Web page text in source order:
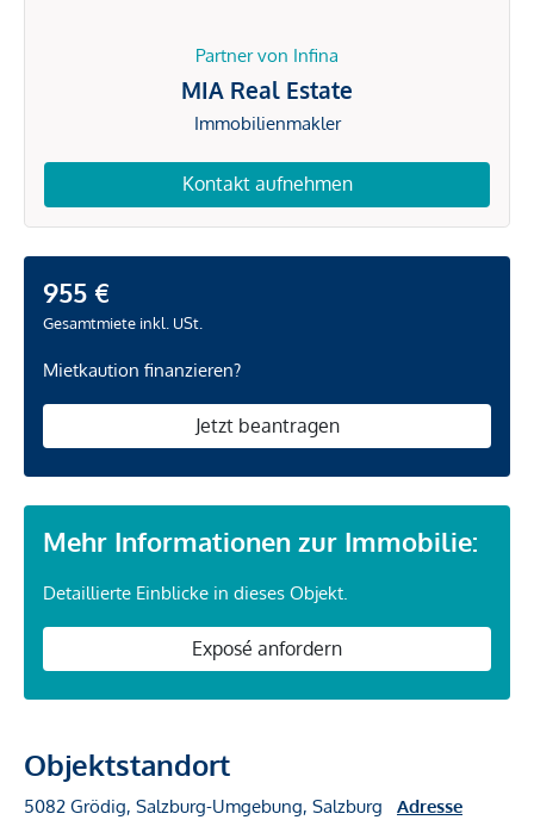
Partner von Infina
MIA Real Estate
Immobilienmakler
Kontakt aufnehmen
955 €
Gesamtmiete inkl. USt.
Mietkaution finanzieren?
Jetzt beantragen
Mehr Informationen zur Immobilie:
Detaillierte Einblicke in dieses Objekt.
Exposé anfordern
Objektstandort
5082 Grödig, Salzburg-Umgebung, Salzburg
Adresse